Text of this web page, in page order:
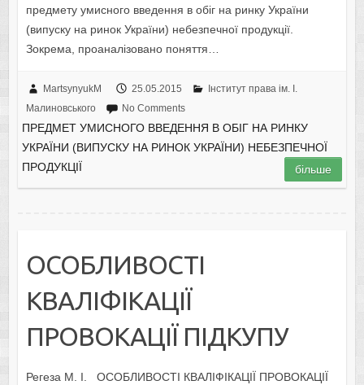
предмету умисного введення в обіг на ринку України
(випуску на ринок України) небезпечної продукції.
Зокрема, проаналізовано поняття…
MartsynyukM 25.05.2015
Інститут права ім. І.
Малиновського
No Comments
ПРЕДМЕТ УМИСНОГО ВВЕДЕННЯ В ОБІГ НА РИНКУ
УКРАЇНИ (ВИПУСКУ НА РИНОК УКРАЇНИ) НЕБЕЗПЕЧНОЇ
ПРОДУКЦІЇ
більше
ОСОБЛИВОСТІ
КВАЛІФІКАЦІЇ
ПРОВОКАЦІЇ ПІДКУПУ
Регеза М. І. ОСОБЛИВОСТІ КВАЛІФІКАЦІЇ ПРОВОКАЦІЇ